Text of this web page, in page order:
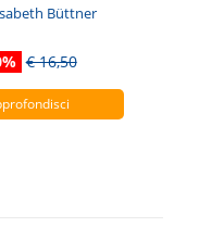
Büttner
€ 16,50